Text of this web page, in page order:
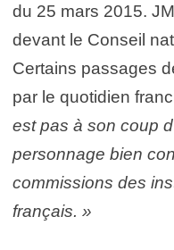
du 25 mars 2015.
devant le Conseil
Certains passages
par le quotidien
est pas à son coup
personnage bien
commissions des
français. »